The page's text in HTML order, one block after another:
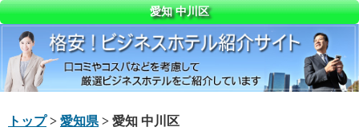
愛知 中川区
トップ> 愛知県 > 愛知 中川区